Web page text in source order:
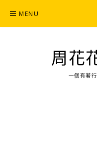
content
MENU
周花
一個有著